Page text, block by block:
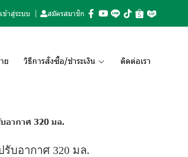
เข้าสู่ระบบ สมัครสมาชิก
ย วิธีการสั่งซื้อ/ชำระเงิน ติดต่อเรา
อากาศ 320 มล.
รับอากาศ 320 มล.